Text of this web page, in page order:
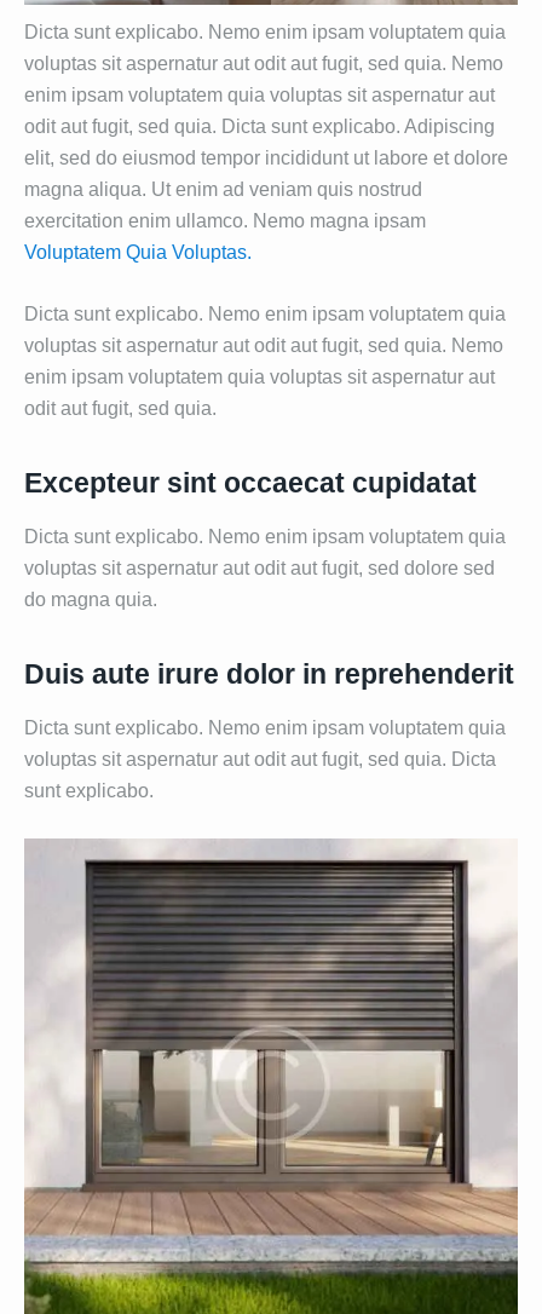
Dicta sunt explicabo. Nemo enim ipsam voluptatem quia
voluptas sit aspernatur aut odit aut fugit, sed quia. Nemo
enim ipsam voluptatem quia voluptas sit aspernatur aut
odit aut fugit, sed quia. Dicta sunt explicabo. Adipiscing
elit, sed do eiusmod tempor incididunt ut labore et dolore
magna aliqua. Ut enim ad veniam quis nostrud
exercitation enim ullamco. Nemo magna ipsam
Voluptatem Quia Voluptas.
Dicta sunt explicabo. Nemo enim ipsam voluptatem quia
voluptas sit aspernatur aut odit aut fugit, sed quia. Nemo
enim ipsam voluptatem quia voluptas sit aspernatur aut
odit aut fugit, sed quia.
Excepteur sint occaecat cupidatat
Dicta sunt explicabo. Nemo enim ipsam voluptatem quia
voluptas sit aspernatur aut odit aut fugit, sed dolore sed
do magna quia.
Duis aute irure dolor in reprehenderit
Dicta sunt explicabo. Nemo enim ipsam voluptatem quia
voluptas sit aspernatur aut odit aut fugit, sed quia. Dicta
sunt explicabo.